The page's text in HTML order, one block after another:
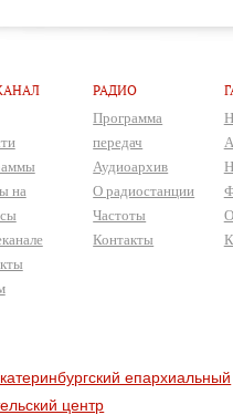
на
РАДИО
Программа
передач
Аудиоархив
О радиостанции
Частоты
Контакты
епархиальный
центр